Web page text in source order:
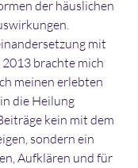
der häuslichen
mit
brachte mich
meinen erlebten
die Heilung
kein mit dem
sondern ein
Aufklären und für